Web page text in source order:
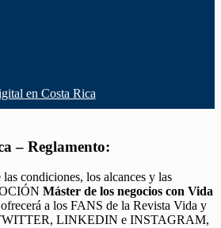
en Costa Rica
– Reglamento:
condiciones, los alcances y las
Máster de los negocios con Vida
ofrecerá a los FANS de la Revista Vida y
LINKEDIN e INSTAGRAM,